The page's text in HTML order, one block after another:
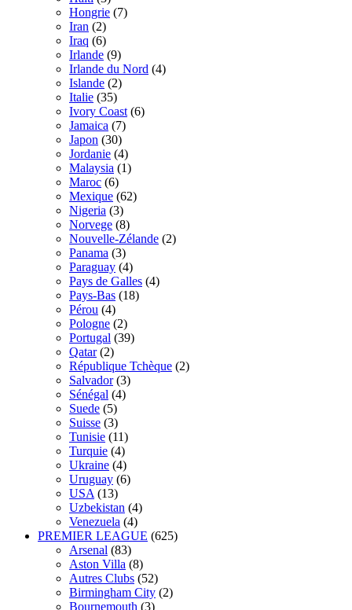
Hongrie (7)
Iran (2)
Iraq (6)
Irlande (9)
Irlande du Nord (4)
Islande (2)
Italie (35)
Ivory Coast (6)
Jamaica (7)
Japon (30)
Jordanie (4)
Malaysia (1)
Maroc (6)
Mexique (62)
Nigeria (3)
Norvege (8)
Nouvelle-Zélande (2)
Panama (3)
Paraguay (4)
Pays de Galles (4)
Pays-Bas (18)
Pérou (4)
Pologne (2)
Portugal (39)
Qatar (2)
République Tchèque (2)
Salvador (3)
Sénégal (4)
Suede (5)
Suisse (3)
Tunisie (11)
Turquie (4)
Ukraine (4)
Uruguay (6)
USA (13)
Uzbekistan (4)
Venezuela (4)
PREMIER LEAGUE (625)
Arsenal (83)
Aston Villa (8)
Autres Clubs (52)
Birmingham City (2)
Bournemouth (3)